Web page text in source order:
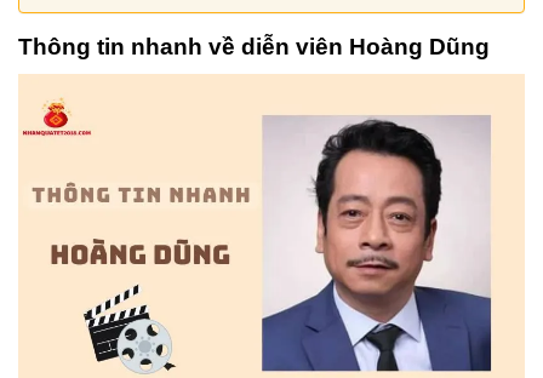
Thông tin nhanh về diễn viên Hoàng Dũng